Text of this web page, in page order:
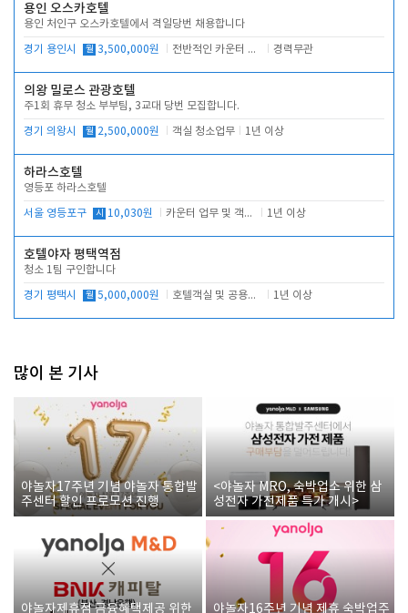
용인 오스카호텔
용인 처인구 오스카호텔에서 격일당번 채용합니다
경기 용인시 월 3,500,000원 전반적인 카운터 업무 경력무관
의왕 밀로스 관광호텔
주1회 휴무 청소 부부팀, 3교대 당번 모집합니다.
경기 의왕시 월 2,500,000원 객실 청소업무 1년 이상
하라스호텔
영등포 하라스호텔
서울 영등포구 시 10,030원 카운터 업무 및 객실관리(청소상태 확인, 객실판매) 1년 이상
호텔야자 평택역점
청소 1팀 구인합니다
경기 평택시 월 5,000,000원 호텔객실 및 공용시설 청소 관리 1년 이상
많이 본 기사
야놀자17주년 기념 야놀자 통합발
주센터 할인 프로모션 진행
<야놀자 MRO, 숙박업소 위한 삼
성전자 가전제품 특가 개시>
야놀자제휴점 금융혜택제공 위한
야놀자16주년 기념 제휴 숙박업주